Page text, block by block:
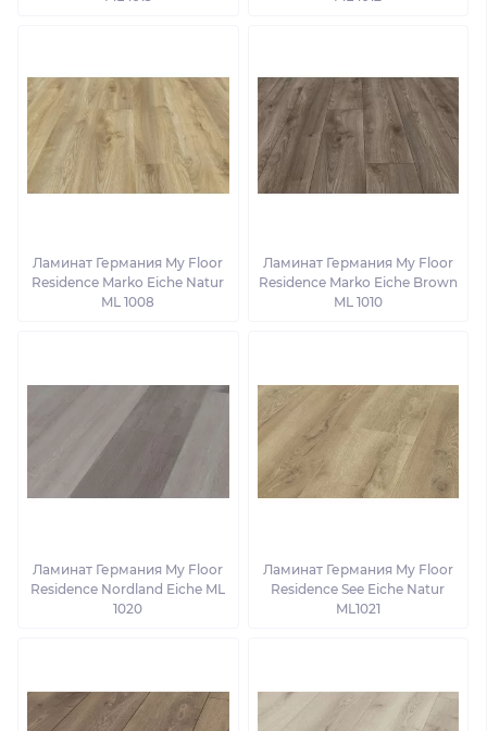
Ламинат Германия My Floor
Residence Marko Eiche Natur
ML 1008
Ламинат Германия My Floor
Residence Marko Eiche Brown
ML 1010
Ламинат Германия My Floor
Residence Nordland Eiche ML
1020
Ламинат Германия My Floor
Residence See Eiche Natur
ML1021